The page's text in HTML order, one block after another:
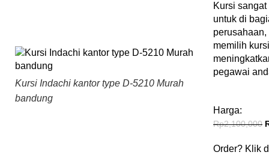
Kursi Indachi kantor type D-5210 Murah
bandung
Kursi
untuk di
memilih
pegawai
Harga:
Rp2,100,000
Order? Klik